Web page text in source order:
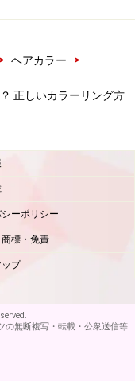
来るだけ抑え
は髪と頭皮への負
抑えるためにも出
らうことをお勧め
来る限り頭皮や髪
> ヘアカラー
>
正しいカラーリング方
ーポリシー
標・免責
プ
の無断複写・転載・公衆送信等